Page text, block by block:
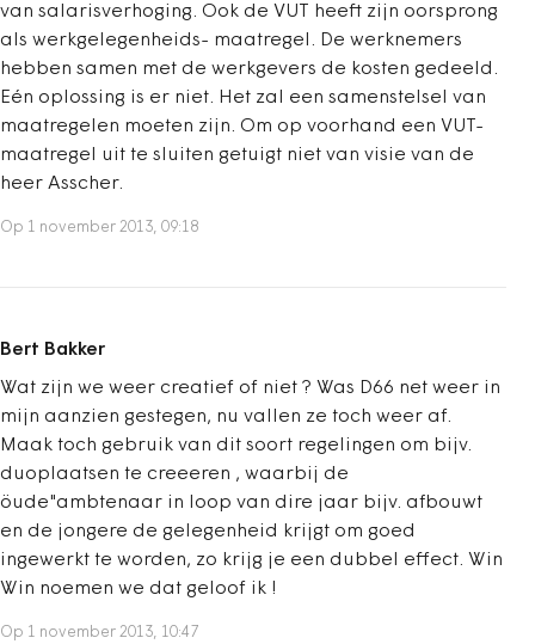
van salarisverhoging. Ook de VUT heeft zijn oorsprong
als werkgelegenheids- maatregel. De werknemers
hebben samen met de werkgevers de kosten gedeeld.
Eén oplossing is er niet. Het zal een samenstelsel van
maatregelen moeten zijn. Om op voorhand een VUT-
maatregel uit te sluiten getuigt niet van visie van de
heer Asscher.
Op 1 november 2013, 09:18
Bert Bakker
Wat zijn we weer creatief of niet ? Was D66 net weer in
mijn aanzien gestegen, nu vallen ze toch weer af.
Maak toch gebruik van dit soort regelingen om bijv.
duoplaatsen te creeeren , waarbij de
öude"ambtenaar in loop van dire jaar bijv. afbouwt
en de jongere de gelegenheid krijgt om goed
ingewerkt te worden, zo krijg je een dubbel effect. Win
Win noemen we dat geloof ik !
Op 1 november 2013, 10:47